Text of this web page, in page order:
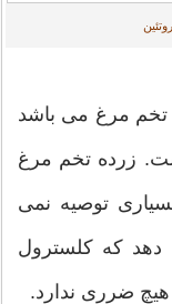
تخم مرغ می باشد
زرده تخم مرغ
توصیه نمی
که کلسترول
هیچ ضرری ندارد.